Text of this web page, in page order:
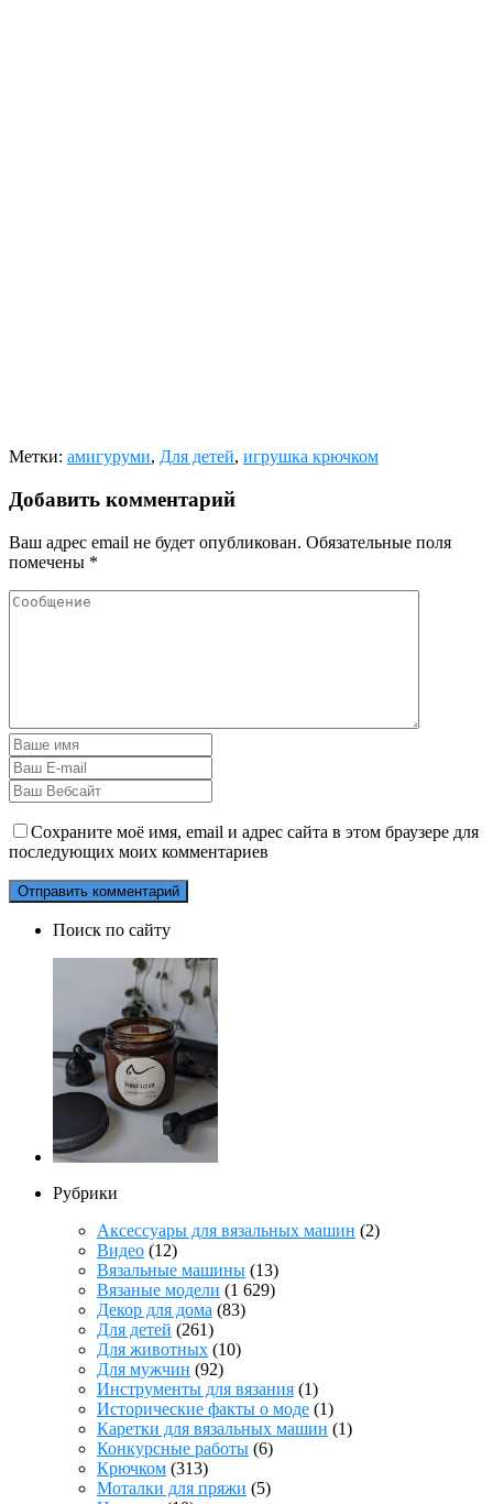
Метки: амигуруми, Для детей, игрушка крючком
Добавить комментарий
Ваш адрес email не будет опубликован. Обязательные поля
помечены *
Сохраните моё имя, email и адрес сайта в этом браузере для
последующих моих комментариев
Поиск по сайту
Рубрики
Аксессуары для вязальных машин (2)
Видео (12)
Вязальные машины (13)
Вязаные модели (1 629)
Декор для дома (83)
Для детей (261)
Для животных (10)
Для мужчин (92)
Инструменты для вязания (1)
Исторические факты о моде (1)
Каретки для вязальных машин (1)
Конкурсные работы (6)
Крючком (313)
Моталки для пряжи (5)